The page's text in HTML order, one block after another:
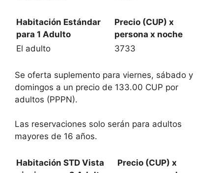
Habitación Estándar
para 1 Adulto
Precio (CUP) x
persona x noche
El adulto
3733
Se oferta suplemento para viernes, sábado y
domingos a un precio de 133.00 CUP por
adultos (PPPN).
Las reservaciones solo serán para adultos
mayores de 16 años.
Habitación STD Vista
Precio (CUP) x